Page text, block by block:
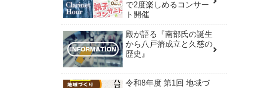
で2度楽しめるコンサー
ト開催
殿が語る『南部氏の誕生
から八戸藩成立と久慈の
歴史』
令和8年度 第1回 地域づ